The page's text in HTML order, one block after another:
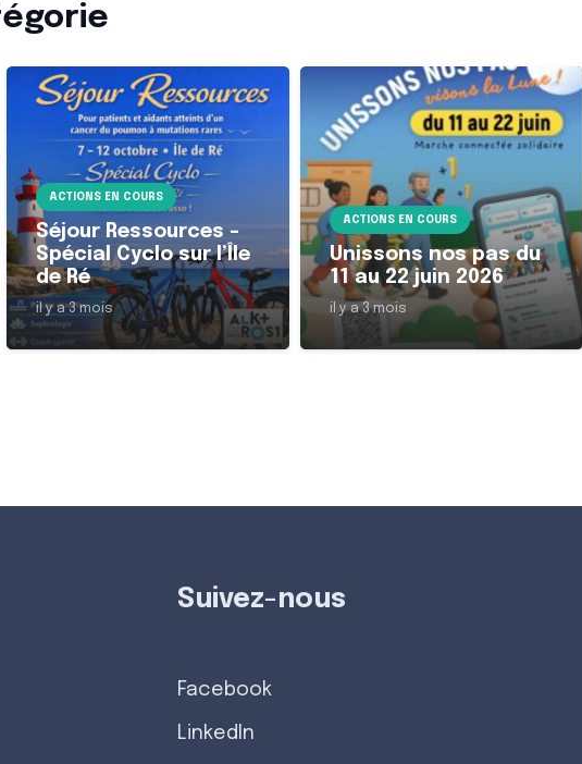
ACTIONS EN COURS
Séjour Ressources –
Spécial Cyclo sur l’Île
de Ré
il y a 3 mois
ACTIONS EN COURS
Unissons nos pas du
11 au 22 juin 2026
il y a 3 mois
Suivez-nous
Facebook
LinkedIn